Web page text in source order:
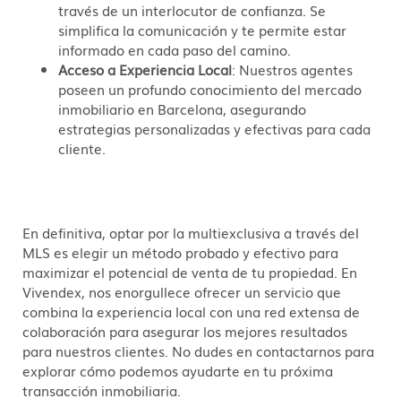
través de un interlocutor de confianza. Se
simplifica la comunicación y te permite estar
informado en cada paso del camino.
Acceso a Experiencia Local: Nuestros agentes
poseen un profundo conocimiento del mercado
inmobiliario en Barcelona, asegurando
estrategias personalizadas y efectivas para cada
cliente.
En definitiva, optar por la multiexclusiva a través del
MLS es elegir un método probado y efectivo para
maximizar el potencial de venta de tu propiedad. En
Vivendex, nos enorgullece ofrecer un servicio que
combina la experiencia local con una red extensa de
colaboración para asegurar los mejores resultados
para nuestros clientes. No dudes en contactarnos para
explorar cómo podemos ayudarte en tu próxima
transacción inmobiliaria.